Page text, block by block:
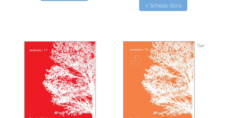
» Scheda libro
San